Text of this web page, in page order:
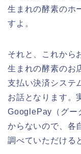
生まれの酵素のホ
すよ。
それと、これから
生まれの酵素のお
支払い決済システ
お話となります。
GooglePay（グー
からないので、各
調べていただける